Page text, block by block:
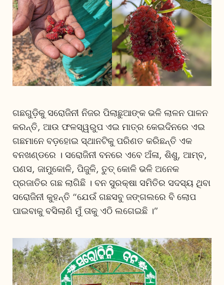
ଗଛଗୁଡ଼ିକୁ ସରୋଜିନୀ ନିଜର ପିଲାଛୁଆଙ୍କ ଭଳି ଲାଳନ ପାଳନ
କରନ୍ତି, ଆଉ ଫଳସ୍ୱରୁପ ଏଇ ମାତ୍ର କେଇଦିନରେ ଏଇ
ଗଛମାନେ ବଡ଼ହୋଇ ସ୍ଥାନଟିକୁ ପରିଣତ କରିଛନ୍ତି ଏକ
ବନଖଣ୍ଡରେ । ସରୋଜିନୀ ବନରେ ଏବେ ଅଁଳା, ଶିଶୁ, ଆମ୍ବ,
ପଣସ, ଜାମୁକୋଳି, ପିଜୁଳି, ତୁତ୍ କୋଳି ଭଳି ଅନେକ
ପ୍ରଜାତିର ଗଛ ଲାଗିଛି । ବନ ସୁରକ୍ଷା ସମିତିର ସଦସ୍ୟ ଥିବା
ସରୋଜିନୀ କୁହନ୍ତି “ଯେଉଁ ଗଛସବୁ ଜଙ୍ଗଲରେ ବି ଲୋପ
ପାଇବାକୁ ବସିଲାଣି ମୁଁ ତାକୁ ଏଠି ଲଗେଇଛି ।”